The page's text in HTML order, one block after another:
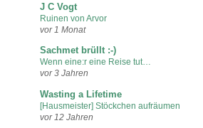
J C Vogt
Ruinen von Arvor
vor 1 Monat
Sachmet brüllt :-)
Wenn eine:r eine Reise tut…
vor 3 Jahren
Wasting a Lifetime
[Hausmeister] Stöckchen aufräumen
vor 12 Jahren